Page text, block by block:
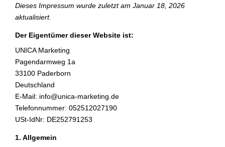
Dieses Impressum wurde zuletzt am Januar 18, 2026
aktualisiert.
Der Eigentümer dieser Website ist:
UNICA Marketing
Pagendarmweg 1a
33100 Paderborn
Deutschland
E-Mail: info@unica-marketing.de
Telefonnummer: 052512027190
USt-IdNr: DE252791253
1. Allgemein